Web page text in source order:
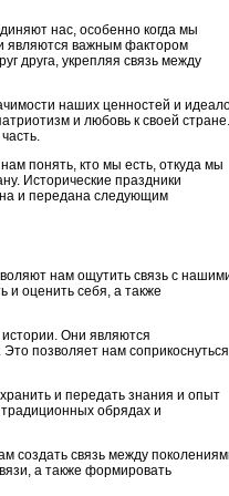
нас, особенно когда мы
являются важным фактором
друга, укрепляя связь между
наших ценностей и
и любовь к своей стране.
понять, кто мы есть, откуда мы
Исторические праздники
и передана следующим
нам ощутить связь с
и оценить себя, а также
Они являются
позволяет нам
и передать знания и опыт
обрядах и
создать связь между
а также формировать